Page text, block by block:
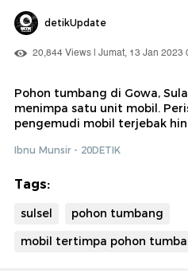
detikUpdate
20,844 Views | Jumat, 13 Jan 2023
Pohon tumbang di Gowa,
menimpa satu unit mobil.
pengemudi mobil terjebak
Ibnu Munsir - 20DETIK
Tags:
sulsel
pohon tumbang
mobil tertimpa pohon